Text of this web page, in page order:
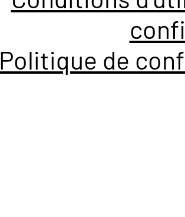
Politique de